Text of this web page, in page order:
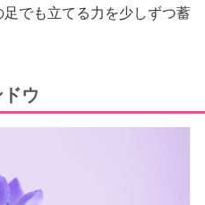
でも立てる力を少しずつ蓄
ウ